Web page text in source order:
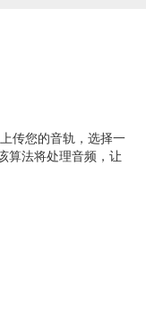
传您的音轨，选择一
算法将处理音频，让